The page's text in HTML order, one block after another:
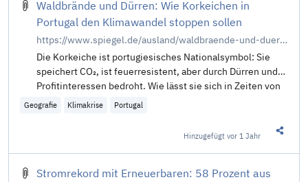
Waldbrände und Dürren: Wie Korkeichen in
Portugal den Klimawandel stoppen sollen
https://www.spiegel.de/ausland/waldbraende-und-duerren-wie-korkeichen-in-portugal-den-klimawandel-stoppen-sollen-a-db859f6d-2300-4b43-874c-ae239b76bd43?sara_ref=re-so-app-sh
Die Korkeiche ist portugiesisches Nationalsymbol: Sie
speichert CO₂, ist feuerresistent, aber durch Dürren und
Profitinteressen bedroht. Wie lässt sie sich in Zeiten von
Kapitalismus und Klimawandel retten?
Geografie Klimakrise Portugal
Hinzugefügtvor 1 Jahr
Stromrekord mit Erneuerbaren: 58 Prozent aus